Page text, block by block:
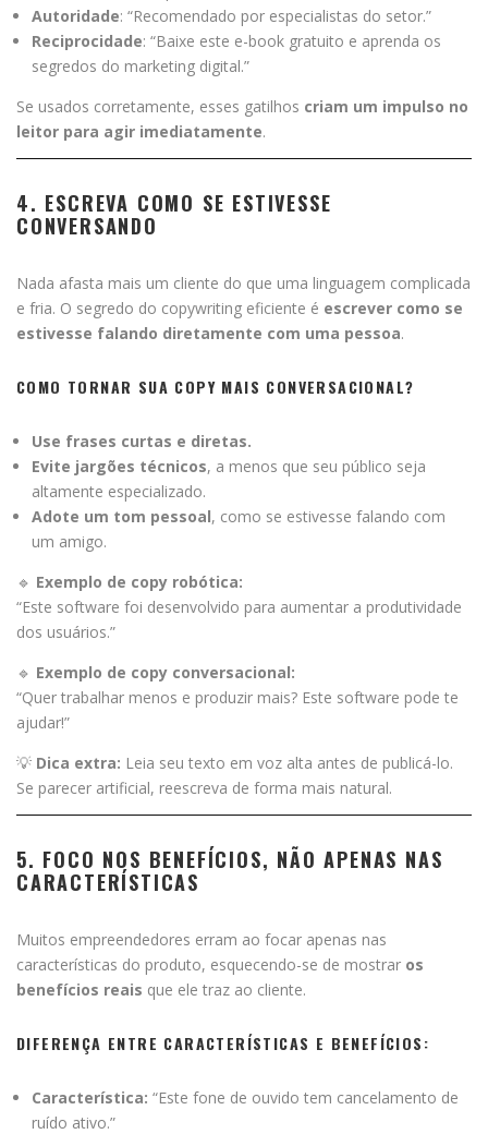
Autoridade: “Recomendado por especialistas do setor.”
Reciprocidade: “Baixe este e-book gratuito e aprenda os
segredos do marketing digital.”
Se usados corretamente, esses gatilhos criam um impulso no
leitor para agir imediatamente.
4. ESCREVA COMO SE ESTIVESSE
CONVERSANDO
Nada afasta mais um cliente do que uma linguagem complicada
e fria. O segredo do copywriting eficiente é escrever como se
estivesse falando diretamente com uma pessoa.
COMO TORNAR SUA COPY MAIS CONVERSACIONAL?
Use frases curtas e diretas.
Evite jargões técnicos, a menos que seu público seja
altamente especializado.
Adote um tom pessoal, como se estivesse falando com
um amigo.
🔹 Exemplo de copy robótica:
“Este software foi desenvolvido para aumentar a produtividade
dos usuários.”
🔹 Exemplo de copy conversacional:
“Quer trabalhar menos e produzir mais? Este software pode te
ajudar!”
💡 Dica extra: Leia seu texto em voz alta antes de publicá-lo.
Se parecer artificial, reescreva de forma mais natural.
5. FOCO NOS BENEFÍCIOS, NÃO APENAS NAS
CARACTERÍSTICAS
Muitos empreendedores erram ao focar apenas nas
características do produto, esquecendo-se de mostrar os
benefícios reais que ele traz ao cliente.
DIFERENÇA ENTRE CARACTERÍSTICAS E BENEFÍCIOS:
Característica: “Este fone de ouvido tem cancelamento de
ruído ativo.”